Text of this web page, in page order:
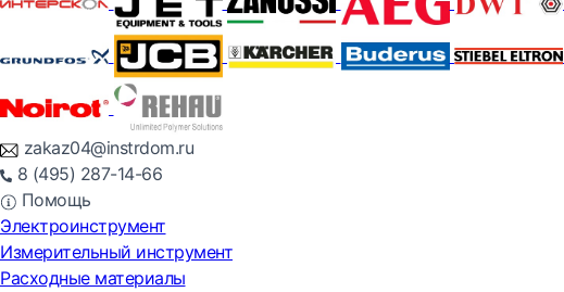
zakaz04@instrdom.ru
8 (495) 287-14-66
Помощь
Электроинструмент
Измерительный инструмент
Расходные материалы